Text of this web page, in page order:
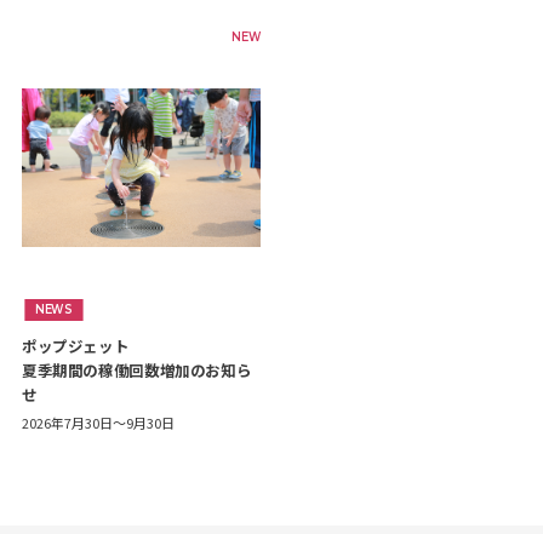
NEW
NEWS
ポップジェット
夏季期間の稼働回数増加のお知ら
せ
2026年7月30日～9月30日